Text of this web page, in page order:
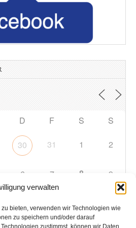
verwalten
bieten, verwenden wir Technologien wie
zu speichern und/oder darauf
zustimmst, können wir Daten
D F S S
30 31 1 2
6 7 8 9
13 14 15